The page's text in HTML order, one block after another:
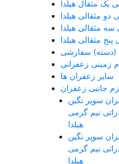
یک مثقال هیلدا
دو مثقالی هیلدا
مثقالی هیلدا
مثقالی هیلدا
(دسته) سفارشی
زمینی زعفرانی
سایر زعفران ها
جانبی زعفران
سوپر نگین
نیم گرمی
هیلدا
سوپر نگین
نیم گرمی
هیلدا